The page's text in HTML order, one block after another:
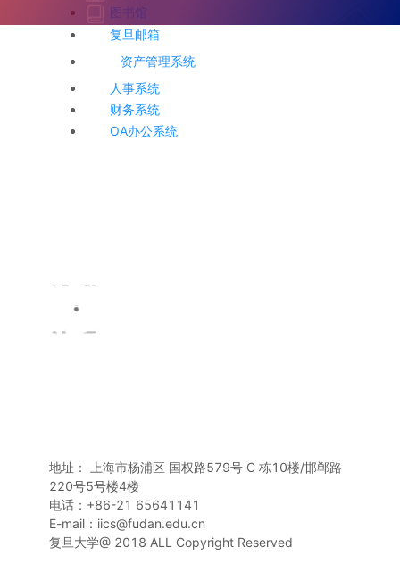
图书馆
复旦邮箱
资产管理系统
人事系统
财务系统
OA办公系统
地址： 上海市杨浦区 国权路579号 C 栋10楼/邯郸路
220号5号楼4楼
电话：+86-21 65641141
E-mail：iics@fudan.edu.cn
复旦大学@ 2018 ALL Copyright Reserved